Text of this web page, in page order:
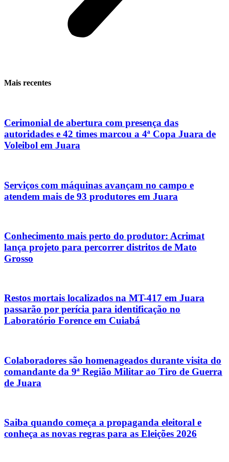
Mais recentes
Cerimonial de abertura com presença das
autoridades e 42 times marcou a 4ª Copa Juara de
Voleibol em Juara
Serviços com máquinas avançam no campo e
atendem mais de 93 produtores em Juara
Conhecimento mais perto do produtor: Acrimat
lança projeto para percorrer distritos de Mato
Grosso
Restos mortais localizados na MT-417 em Juara
passarão por perícia para identificação no
Laboratório Forence em Cuiabá
Colaboradores são homenageados durante visita do
comandante da 9ª Região Militar ao Tiro de Guerra
de Juara
Saiba quando começa a propaganda eleitoral e
conheça as novas regras para as Eleições 2026